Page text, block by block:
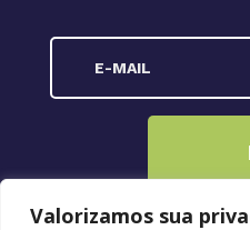
Valorizamos sua